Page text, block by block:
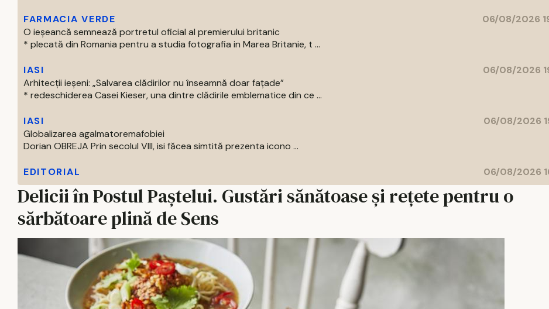
FARMACIA VERDE
06/08/2026
O ieșeancă semnează portretul oficial al premierului britanic
* plecată din Romania pentru a studia fotografia in Marea Britanie, t ...
IASI
06/08/2026
Arhitecții ieșeni: „Salvarea clădirilor nu înseamnă doar fațade”
* redeschiderea Casei Kieser, una dintre clădirile emblematice din ce ...
IASI
06/08/2026
Globalizarea agalmatoremafobiei
Dorian OBREJA Prin secolul VIII, isi făcea simtită prezenta icono ...
EDITORIAL 06/08/2026
Delicii în Postul Paștelui. Gustări sănătoase și rețete pentru o
sărbătoare plină de Sens